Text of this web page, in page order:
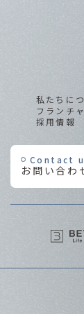
私たちに
フランチ
採用情報
Contact
お問い合わ